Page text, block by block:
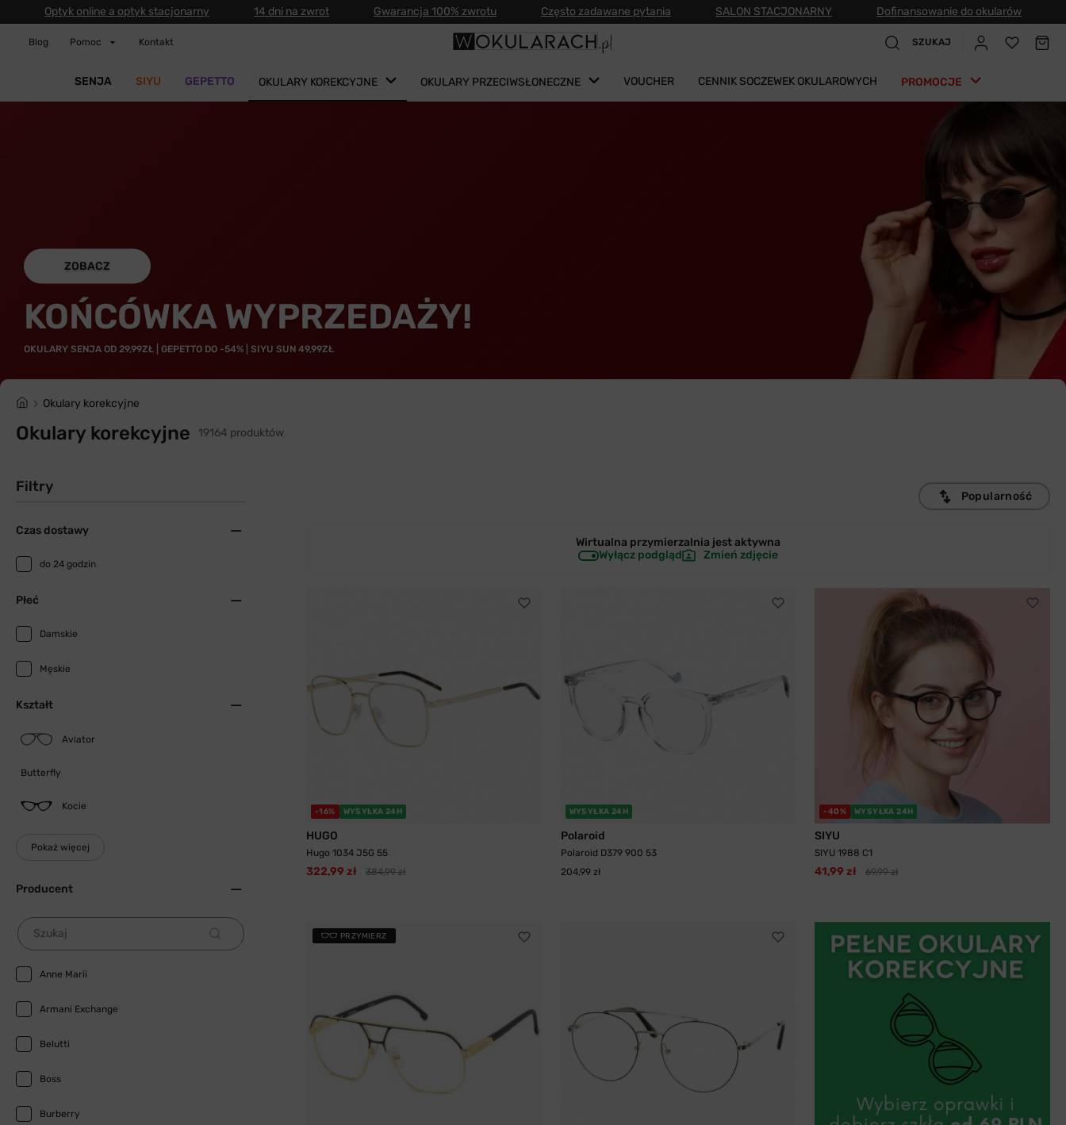
Optyk online a optyk stacjonarny 14 dni na zwrot Gwarancja 100% zwrotu Często zadawane pytania SALON STACJONARNY Dofinansowanie do okularów
Blog Pomoc Kontakt SZUKAJ
SENJA SIYU GEPETTO OKULARY KOREKCYJNE OKULARY PRZECIWSŁONECZNE VOUCHER CENNIK SOCZEWEK OKULAROWYCH PROMOCJE
ZOBACZ
KOŃCÓWKA WYPRZEDAŻY!
OKULARY SENJA OD 29,99ZŁ | GEPETTO DO -54% | SIYU SUN 49,99ZŁ
Okulary korekcyjne
Okulary korekcyjne 19164 produktów
Filtry
Czas dostawy
do 24 godzin
Płeć
Damskie
Męskie
Kształt
Aviator
Butterfly
Kocie
Pokaż więcej
Producent
Szukaj
Anne Marii
Armani Exchange
Belutti
Boss
Burberry
Popularność
Wirtualna przymierzalnia jestaktywna
Wyłącz podgląd
Zmień zdjęcie
-16% WYSYŁKA 24H
HUGO
Hugo 1034 J5G 55
322,99 zł 384,99 zł
WYSYŁKA 24H
Polaroid
Polaroid D379 900 53
204,99 zł
-40% WYSYŁKA 24H
SIYU
SIYU 1988 C1
41,99 zł 69,99 zł
PRZYMIERZ